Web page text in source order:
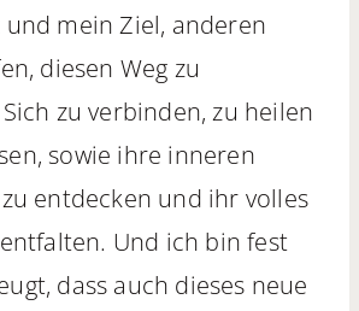
und mein Ziel, anderen
diesen Weg zu
zu verbinden, zu heilen
sowie ihre inneren
entdecken und ihr volles
Und ich bin fest
dass auch dieses neue